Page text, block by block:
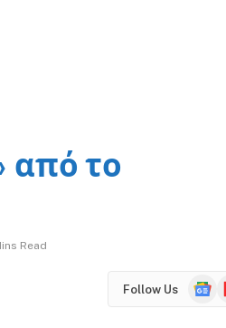
από το
Read
Follow Us